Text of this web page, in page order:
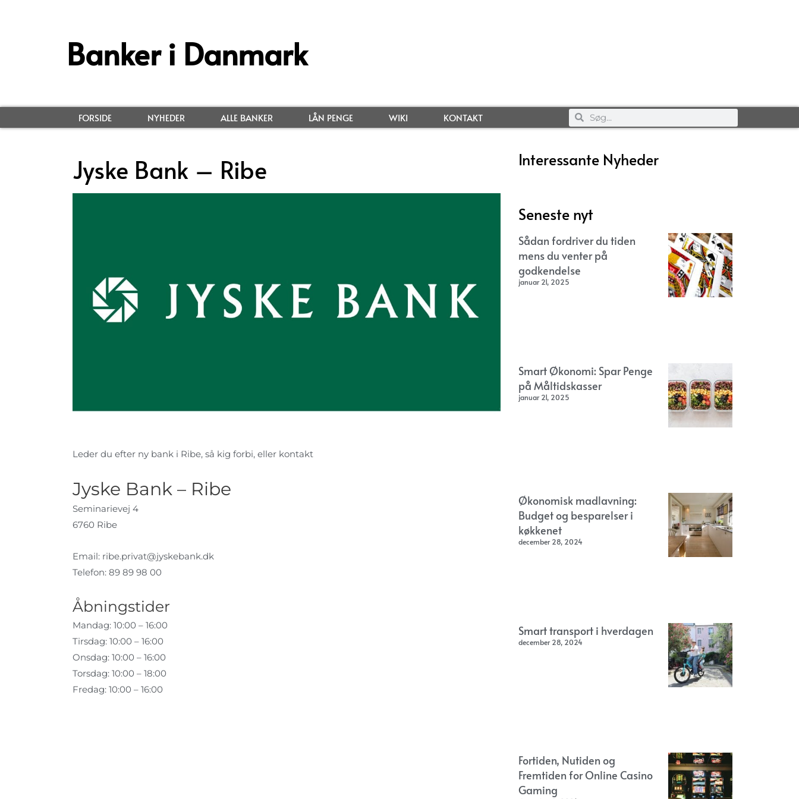
Banker i Danmark
FORSIDE NYHEDER ALLE BANKER LÅN PENGE WIKI KONTAKT
Jyske Bank – Ribe
Leder du efter ny bank i Ribe, så kig forbi, eller kontakt
Jyske Bank – Ribe
Seminarievej 4
6760 Ribe
Email: ribe.privat@jyskebank.dk
Telefon: 89 89 98 00
Åbningstider
Mandag: 10:00 – 16:00
Tirsdag: 10:00 – 16:00
Onsdag: 10:00 – 16:00
Torsdag: 10:00 – 18:00
Fredag: 10:00 – 16:00
Interessante Nyheder
Seneste nyt
Sådan fordriver du tiden
mens du venter på
godkendelse
januar 21, 2025
Smart Økonomi: Spar Penge
på Måltidskasser
januar 21, 2025
Økonomisk madlavning:
Budget og besparelser i
køkkenet
december 28, 2024
Smart transport i hverdagen
december 28, 2024
Fortiden, Nutiden og
Fremtiden for Online Casino
Gaming